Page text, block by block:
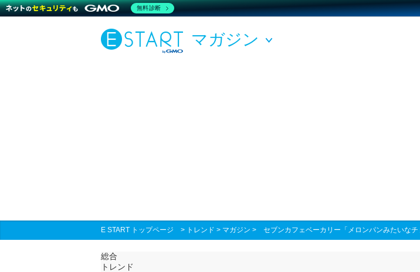
マガジン
E START トップページ > トレンド > マガジン > セブンカフェベーカリー「メロンパンみたいな
総合
トレンド
無料診断